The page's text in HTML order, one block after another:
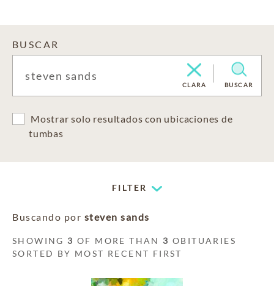
BUSCAR
CLARA BUSCAR
Mostrar solo resultados con ubicaciones de
tumbas
FILTER
Buscando por steven sands
SHOWING 3 OF MORE THAN 3 OBITUARIES
SORTED BY MOST RECENT FIRST